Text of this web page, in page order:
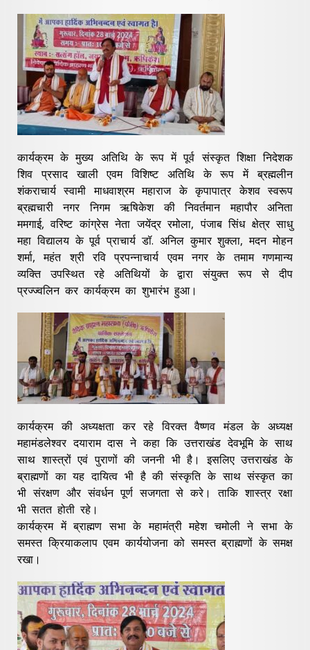
कार्यक्रम के मुख्य अतिथि के रूप में पूर्व संस्कृत शिक्षा निदेशक
शिव प्रसाद खाली एवम विशिष्ट अतिथि के रूप में ब्रह्मलीन
शंकराचार्य स्वामी माधवाश्रम महाराज के कृपापात्र केशव स्वरूप
ब्रह्मचारी नगर निगम ऋषिकेश की निवर्तमान महापौर अनिता
ममगाई, वरिष्ट कांग्रेस नेता जयेंद्र रमोला, पंजाब सिंध क्षेत्र साधु
महा विद्यालय के पूर्व प्राचार्य डॉ. अनिल कुमार शुक्ला, मदन मोहन
शर्मा, महंत श्री रवि प्रपन्नाचार्य एवम नगर के तमाम गणमान्य
व्यक्ति उपस्थित रहे अतिथियों के द्वारा संयुक्त रूप से दीप
प्रज्ज्वलिन कर कार्यक्रम का शुभारंभ हुआ।
कार्यक्रम की अध्यक्षता कर रहे विरक्त वैष्णव मंडल के अध्यक्ष
महामंडलेश्वर दयाराम दास ने कहा कि उत्तराखंड देवभूमि के साथ
साथ शास्त्रों एवं पुराणों की जननी भी है। इसलिए उत्तराखंड के
ब्राह्मणों का यह दायित्व भी है की संस्कृति के साथ संस्कृत का
भी संरक्षण और संवर्धन पूर्ण सजगता से करे। ताकि शास्त्र रक्षा
भी सतत होती रहे।
कार्यक्रम में ब्राह्मण सभा के महामंत्री महेश चमोली ने सभा के
समस्त क्रियाकलाप एवम कार्ययोजना को समस्त ब्राह्मणों के समक्ष
रखा।